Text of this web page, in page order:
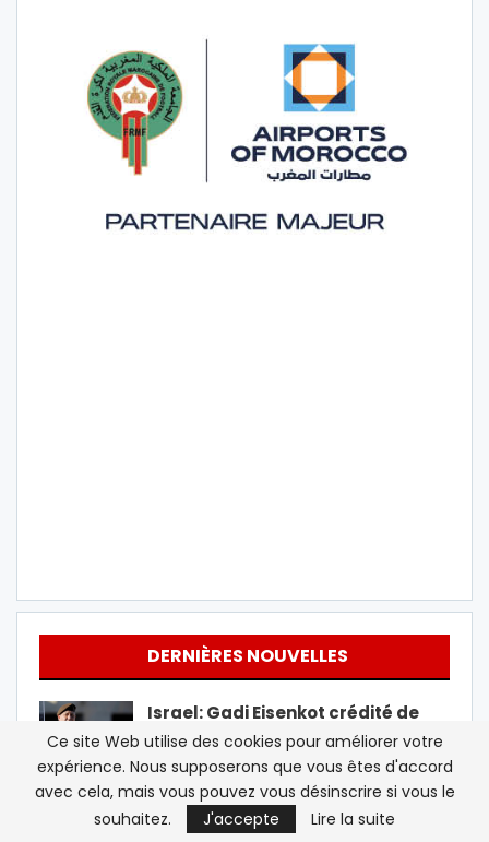
DERNIÈRES NOUVELLES
Israel: Gadi Eisenkot crédité de
59% de chances de devenir
Premier…
L’israélien Elbit équipe les
Ce site Web utilise des cookies pour améliorer votre
expérience. Nous supposerons que vous êtes d'accord
avec cela, mais vous pouvez vous désinscrire si vous le
souhaitez.
J'accepte Lire la suite